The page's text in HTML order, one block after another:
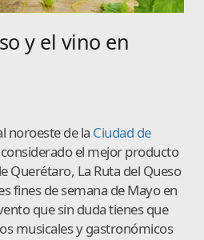
y el vino en
noroeste de la Ciudad de
el mejor producto
Querétaro, La Ruta del Queso
fines de semana de Mayo en
que sin duda tienes que
musicales y gastronómicos